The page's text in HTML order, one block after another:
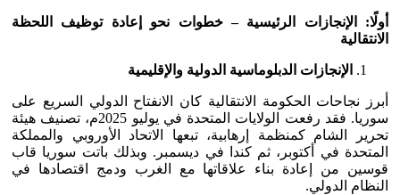
أولًا: الإنجازات الرئيسية – خطوات نحو إعادة توظيف اللحظة
الانتقالية
الإنجازات الدبلوماسية الدولية والإقليمية
أبرز نجاحات الحكومة الانتقالية كان الانفتاح الدولي السريع على
سوريا. فقد رفعت الولايات المتحدة في يوليو 2025م، تصنيف هيئة
تحرير الشام كمنظمة إرهابية، تبعها الاتحاد الأوروبي والمملكة
المتحدة في أكتوبر، ثم كندا في ديسمبر. وبذلك باتت سوريا قاب
قوسين من إعادة بناء علاقاتها مع الغرب ودمج اقتصادها في
النظام الدولي.